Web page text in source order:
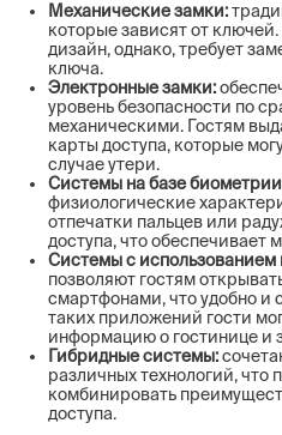
Механические замки:
которые зависят от
дизайн, однако, требует
ключа.
Электронные замки:
уровень безопасности по
механическими. Гостям
карты доступа, которые
случае утери.
Системы на базе
физиологические
отпечатки пальцев или
доступа, что обеспечивает
Системы с
позволяют гостям
смартфонами, что удобно
таких приложений гости
информацию о гостинице и
Гибридные системы:
различных технологий, что
комбинировать
доступа.